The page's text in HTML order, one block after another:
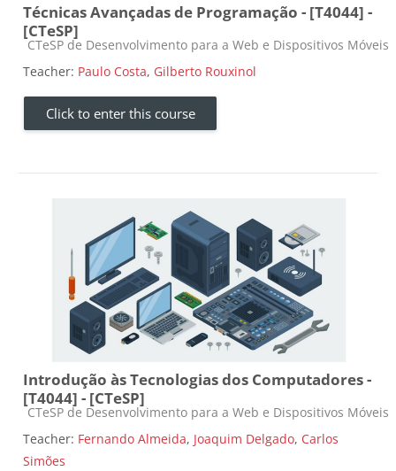
Técnicas Avançadas de Programação - [T4044] -
[CTeSP]
Course category
CTeSP de Desenvolvimento para a Web e Dispositivos Móveis
Teacher: Paulo Costa, Gilberto Rouxinol
Click to enter this course
Introdução às Tecnologias dos Computadores -
[T4044] - [CTeSP]
Course category
CTeSP de Desenvolvimento para a Web e Dispositivos Móveis
Teacher: Fernando Almeida, Joaquim Delgado, Carlos
Simões